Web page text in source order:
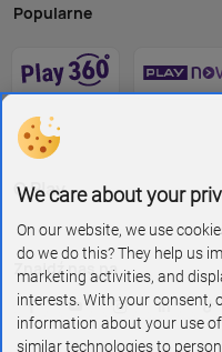
Popularne
O Play
Znajdź nas na
We care about your
On our website, we use
do we do this? They help us
marketing activities, and
interests. With your consent,
information about your use
similar technologies to